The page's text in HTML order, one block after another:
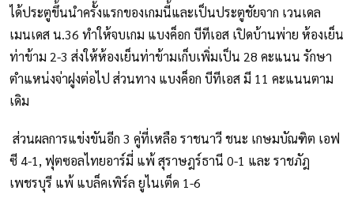
ได้ประตูขึ้นนำครั้งแรกของเกมนี้และเป็นประตูชัยจาก เวนเดล
เมนเดส น.36 ทำให้จบเกม แบงค็อก บีทีเอส เปิดบ้านพ่าย ห้องเย็น
ท่าข้าม 2-3 ส่งให้ห้องเย็นท่าข้ามเก็บเพิ่มเป็น 28 คะแนน รักษา
ตำแหน่งจ่าฝูงต่อไป ส่วนทาง แบงค็อก บีทีเอส มี 11 คะแนนตาม
เดิม
ส่วนผลการแข่งขันอีก 3 คู่ที่เหลือ ราชนาวี ชนะ เกษมบัณฑิต เอฟ
ซี 4-1, ฟุตซอลไทยอาร์มี่ แพ้ สุราษฎร์ธานี 0-1 และ ราชภัฎ
เพชรบุรี แพ้ แบล็คเพิร์ล ยูไนเต็ด 1-6